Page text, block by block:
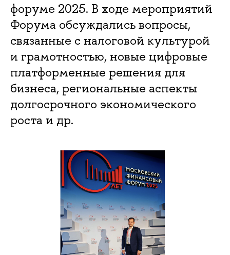
форуме 2025. В ходе мероприятий
Форума обсуждались вопросы,
связанные с налоговой культурой
и грамотностью, новые цифровые
платформенные решения для
бизнеса, региональные аспекты
долгосрочного экономического
роста и др.